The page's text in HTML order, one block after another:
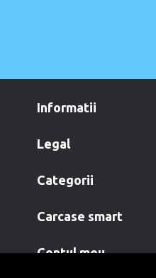
informatii
legal
categorii
carcase smart
contul meu